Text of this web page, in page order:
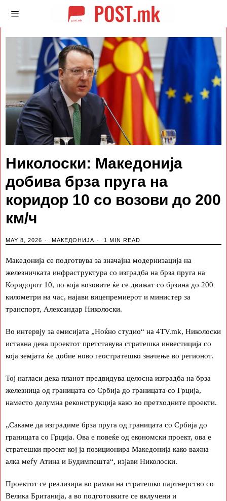
Николоски: Македонија
добива брза пруга на
коридор 10 со возови до 200
км/ч
MAY 8, 2026 МАКЕДОНИЈА 1 MIN READ
Македонија се подготвува за значајна модернизација на
железничката инфраструктура со изградба на брза пруга на
Коридорот 10, по која возовите ќе се движат со брзина до 200
километри на час, најави вицепремиерот и министер за
транспорт, Александар Николоски.
Во интервју за емисијата „Ноќно студио“ на 4TV.mk, Николоски
истакна дека проектот претставува стратешка инвестиција со
која земјата ќе добие ново геостратешко значење во регионот.
Тој нагласи дека планот предвидува целосна изградба на брза
железница од границата со Србија до границата со Грција,
наместо делумна реконструкција како во претходните проекти.
„Сакаме да изградиме брза пруга од границата со Србија до
границата со Грција. Ова е повеќе од економски проект, ова е
стратешки проект кој ја позиционира Македонија како важна
алка меѓу Атина и Будимпешта“, изјави Николоски.
Проектот се реализира во рамки на стратешко партнерство со
Велика Британија, а во подготовките се вклучени и